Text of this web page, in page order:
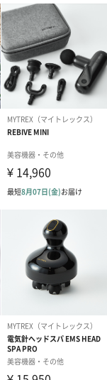
持ち、火傷や火事
ターが10W以下
いアダプターでの
さい。